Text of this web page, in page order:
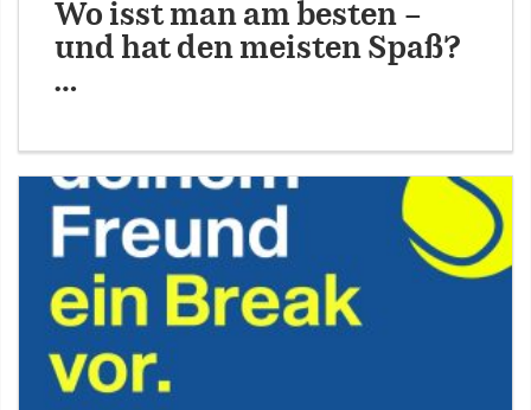
Wo isst man am besten –
und hat den meisten Spaß?
…